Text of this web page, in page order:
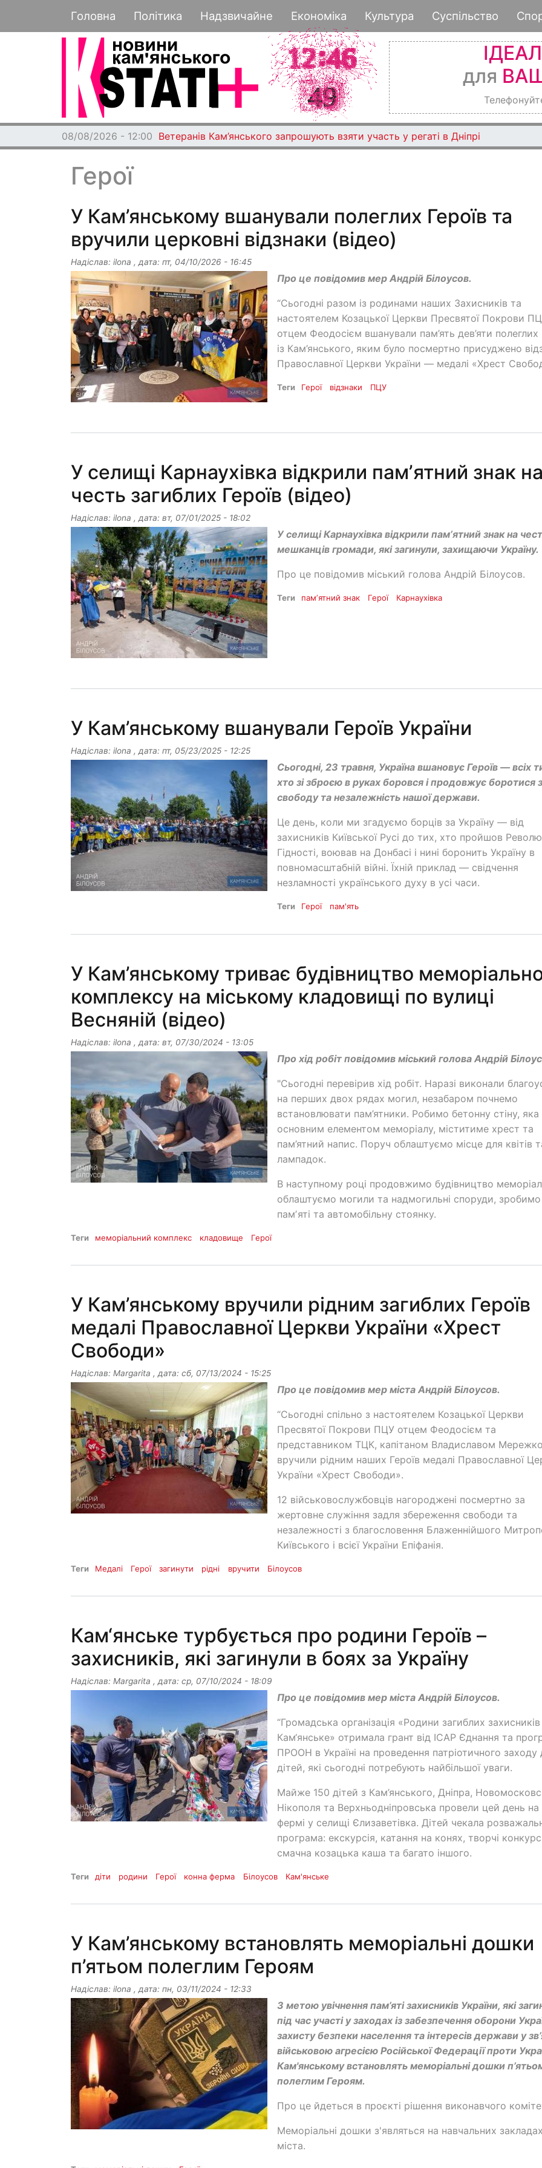
до
основного
Основная навигация
Головна Політика Надзвичайне Економіка Культура Суспільство
для
08/08/2026 - 12:00 Ветеранів Кам’янського запрошують взяти участь у регаті в Дніпрі
Герої
У Кам’янському вшанували полеглих Героїв та
вручили церковні відзнаки (відео)
Надіслав: ilona , дата: пт, 04/10/2026 - 16:45
Про це повідомив мер Андрій Білоусов.
“Сьогодні разом із родинами наших Захисників та
настоятелем Козацької Церкви Пресвятої Покрови
отцем Феодосієм вшанували пам’ять дев’яти полеглих
із Кам’янського, яким було посмертно присуджено
Православної Церкви України — медалі «Хрест
Теги Герої відзнаки ПЦУ
У селищі Карнаухівка відкрили памʼятний знак на
честь загиблих Героїв (відео)
Надіслав: ilona , дата: вт, 07/01/2025 - 18:02
У селищі Карнаухівка відкрили памʼятний знак на
мешканців громади, які загинули, захищаючи Україну.
Про це повідомив міський голова Андрій Білоусов.
Теги памʼятний знак Герої Карнаухівка
У Кам’янському вшанували Героїв України
Надіслав: ilona , дата: пт, 05/23/2025 - 12:25
Сьогодні, 23 травня, Україна вшановує Героїв — всіх
хто зі зброєю в руках боровся і продовжує боротися
свободу та незалежність нашої держави.
Це день, коли ми згадуємо борців за Україну — від
захисників Київської Русі до тих, хто пройшов
Гідності, воював на Донбасі і нині боронить Україну в
повномасштабній війні. Їхній приклад — свідчення
незламності українського духу в усі часи.
Теги Герої пам'ять
У Кам’янському триває будівництво
комплексу на міському кладовищі по вулиці
Весняній (відео)
Надіслав: ilona , дата: вт, 07/30/2024 - 13:05
Про хід робіт повідомив міський голова Андрій
"Сьогодні перевірив хід робіт. Наразі виконали
на перших двох рядах могил, незабаром почнемо
встановлювати пам’ятники. Робимо бетонну стіну, яка
основним елементом меморіалу, міститиме хрест та
пам’ятний напис. Поруч облаштуємо місце для квітів
лампадок.
В наступному році продовжимо будівництво
облаштуємо могили та надмогильні споруди,
памʼяті та автомобільну стоянку.
Теги меморіальний комплекс кладовище Герої
У Кам’янському вручили рідним загиблих Героїв
медалі Православної Церкви України «Хрест
Свободи»
Надіслав: Margarita , дата: сб, 07/13/2024 - 15:25
Про це повідомив мер міста Андрій Білоусов.
“Сьогодні спільно з настоятелем Козацької Церкви
Пресвятої Покрови ПЦУ отцем Феодосієм та
представником ТЦК, капітаном Владиславом
вручили рідним наших Героїв медалі Православної
України «Хрест Свободи».
12 військовослужбовців нагороджені посмертно за
жертовне служіння задля збереження свободи та
незалежності з благословення Блаженнійшого
Київського і всієї України Епіфанія.
Теги Медалі Герої загинути рідні вручити Білоусов
Кам‘янське турбується про родини Героїв –
захисників, які загинули в боях за Україну
Надіслав: Margarita , дата: ср, 07/10/2024 - 18:09
Про це повідомив мер міста Андрій Білоусов.
“Громадська організація «Родини загиблих
Кам‘янське» отримала грант від ICAP Єднання та
ПРООН в Україні на проведення патріотичного заходу
дітей, які сьогодні потребують найбільшої уваги.
Майже 150 дітей з Кам’янського, Дніпра,
Нікополя та Верхньодніпровська провели цей день на
фермі у селищі Єлизаветівка. Дітей чекала
програма: екскурсія, катання на конях, творчі
смачна козацька каша та багато іншого.
Теги діти родини Герої конна ферма Білоусов Кам'янське
У Кам’янському встановлять меморіальні дошки
п’ятьом полеглим Героям
Надіслав: ilona , дата: пн, 03/11/2024 - 12:33
З метою увічнення пам’яті захисників України, які
під час участі у заходах із забезпечення оборони
захисту безпеки населення та інтересів держави у
військовою агресією Російської Федерації проти
Кам'янському встановлять меморіальні дошки
полеглим Героям.
Про це йдеться в проєкті рішення виконавчого
Меморіальні дошки з'являться на навчальних закладах
міста.